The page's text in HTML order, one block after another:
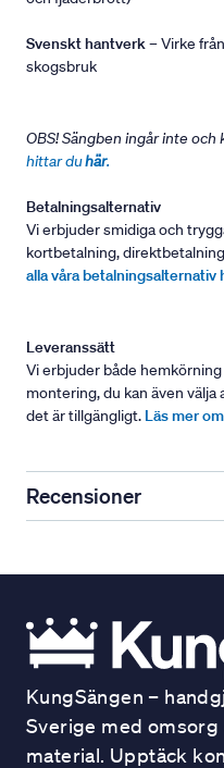
Svenskt hantverk– Virke
skogsbruk
OBS! Sängben ingår inte och
hittar duhär.
Betalningsalternativ
Vi erbjuder smidiga och
kortbetalning,
alla våra betalningsalternativ
Leveranssätt
Vi erbjuder både
montering, du kan även
det är tillgängligt. Läs mer
Recensioner
KungSängen –
Sverige med
material. Upptäck